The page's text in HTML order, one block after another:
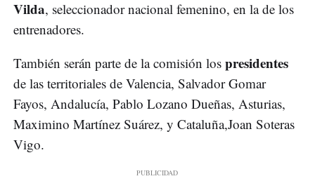
Vilda, seleccionador nacional femenino, en la de los
entrenadores.
También serán parte de la comisión los presidentes
de las territoriales de Valencia, Salvador Gomar
Fayos, Andalucía, Pablo Lozano Dueñas, Asturias,
Maximino Martínez Suárez, y Cataluña,Joan Soteras
Vigo.